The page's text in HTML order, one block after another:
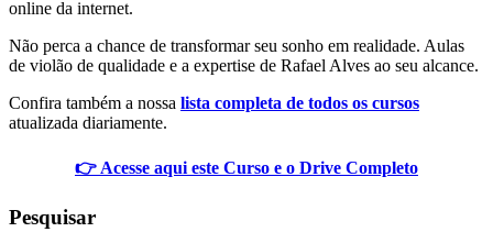
online da internet.
Não perca a chance de transformar seu sonho em realidade. Aulas
de violão de qualidade e a expertise de Rafael Alves ao seu alcance.
Confira também a nossa lista completa de todos os cursos
atualizada diariamente.
👉 Acesse aqui este Curso e o Drive Completo
Pesquisar